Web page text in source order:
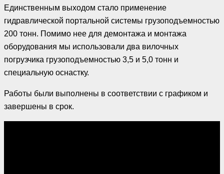
Единственным выходом стало применение
гидравлической портальной системы грузоподъемностью
200 тонн. Помимо нее для демонтажа и монтажа
оборудования мы использовали два вилочных
погрузчика грузоподъемностью 3,5 и 5,0 тонн и
специальную оснастку.
Работы были выполнены в соответствии с графиком и
завершены в срок.